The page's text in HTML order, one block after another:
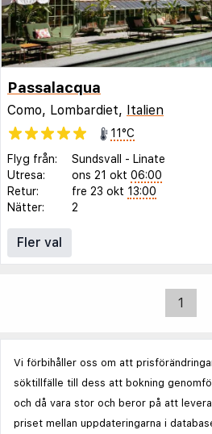
Passalacqua
Como, Lombardiet, Italien
11°C
Flyg från:
Sundsvall - Linate
Utresa:
ons 21 okt 06:00
Retur:
fre 23 okt 13:00
Nätter:
2
Fler val
1
Vi förbihåller oss om att
söktillfälle till dess att bokning
och då vara stor och beror på att
priset mellan uppdateringarna i